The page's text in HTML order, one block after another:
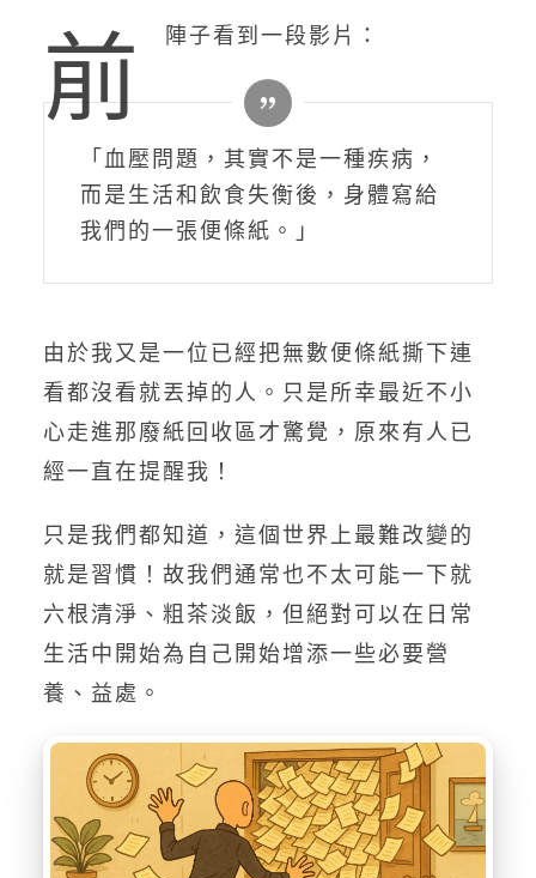
前 陣子看到一段影片：
「血壓問題，其實不是一種疾病，
而是生活和飲食失衡後，身體寫給
我們的一張便條紙。」
由於我又是一位已經把無數便條紙撕下連
看都沒看就丟掉的人。只是所幸最近不小
心走進那廢紙回收區才驚覺，原來有人已
經一直在提醒我！
只是我們都知道，這個世界上最難改變的
就是習慣！故我們通常也不太可能一下就
六根清淨、粗茶淡飯，但絕對可以在日常
生活中開始為自己開始增添一些必要營
養、益處。